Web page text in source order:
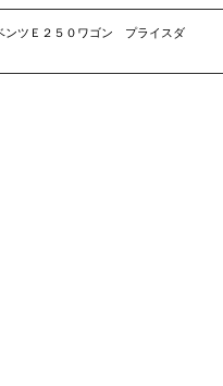
ンツＥ２５０ワゴン プライスダ